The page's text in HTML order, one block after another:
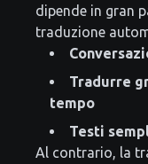
dipende in gran
traduzione
Tradurre
tempo
Testi
Al contrario, la